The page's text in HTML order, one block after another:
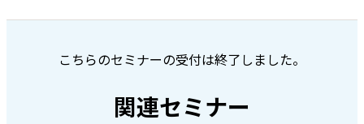
こちらのセミナーの受付は終了しました。
関連セミナー